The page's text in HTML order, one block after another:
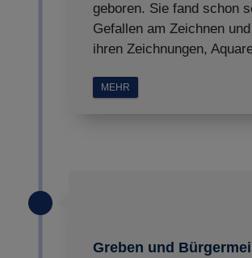
geboren. Sie fand schon
Gefallen am Zeichnen
ihren Zeichnungen,
MEHR
Greben und